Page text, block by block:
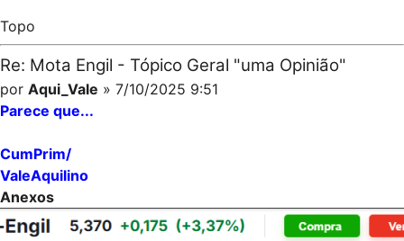
Topo
Re: Mota Engil - Tópico Geral "uma Opinião"
por Aqui_Vale » 7/10/2025 9:51
Parece que...
CumPrim/
ValeAquilino
Anexos